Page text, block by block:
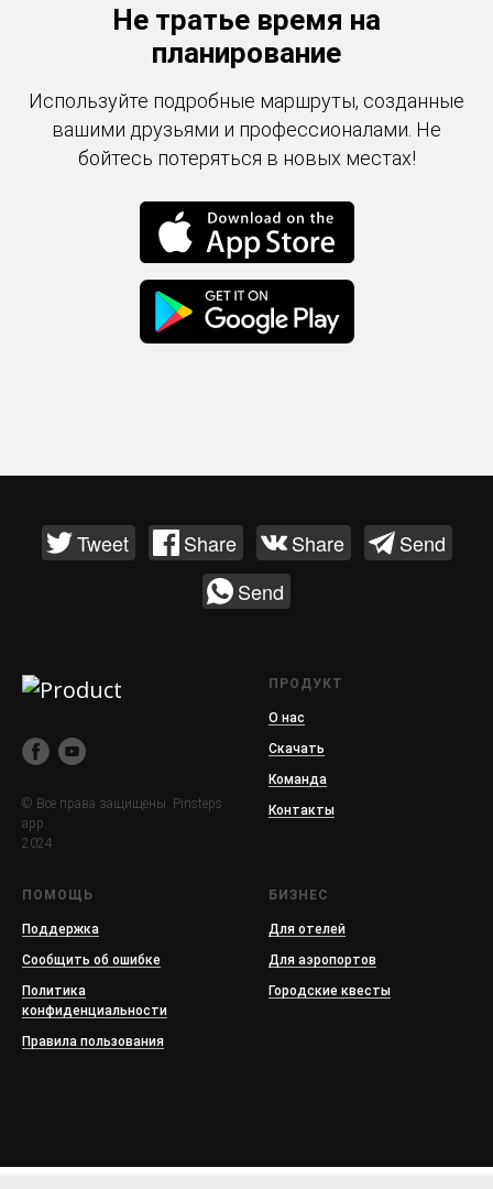
Не тратье время на
планирование
Используйте подробные маршруты, созданные
вашими друзьями и профессионалами. Не
бойтесь потеряться в новых местах!
Tweet Share Share
Send
Send
© Все права защищены. Pinsteps
app.
2024
ПРОДУКТ
О нас
Скачать
Команда
Контакты
ПОМОЩЬ
Поддержка
Сообщить об ошибке
Политика
конфиденциальности
Правила пользования
БИЗНЕС
Для отелей
Для аэропортов
Городские квесты